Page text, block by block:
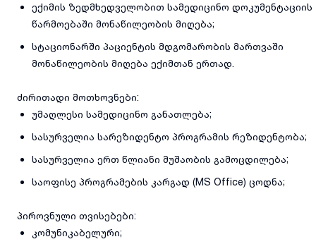
ექიმის ზედმხედველობით სამედიცინო დოკუმენტაციის
წარმოებაში მონაწილეობის მიღება;
სტაციონარში პაციენტის მდგომარობის მართვაში
მონაწილეობის მიღება ექიმთან ერთად.
ძირითადი მოთხოვნები:
უმაღლესი სამედიცინო განათლება;
სასურველია სარეზიდენტო პროგრამის რეზიდენტობა;
სასურველია ერთ წლიანი მუშაობის გამოცდილება;
საოფისე პროგრამების კარგად (MS Office) ცოდნა;
პიროვნული თვისებები:
კომუნიკაბელური;